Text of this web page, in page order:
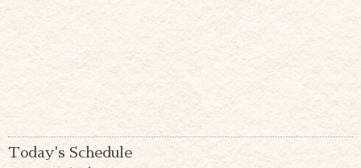
Today's Schedule